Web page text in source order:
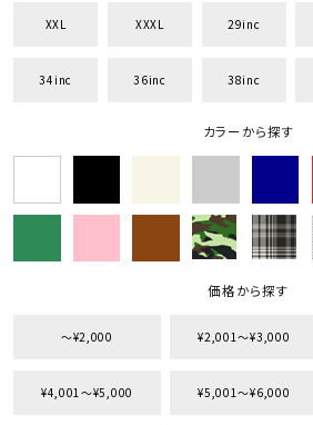
価格から探す
円 ～
XXL XXXL 29inc
34inc 36inc 38inc
カラーから探す
価格から探す
〜¥2,000 ¥2,001〜¥3,000
¥4,001〜¥5,000 ¥5,001〜¥6,000